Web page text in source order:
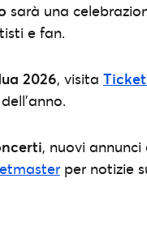
sarà una
e fan.
2026, visita
, nuovi
per notizie